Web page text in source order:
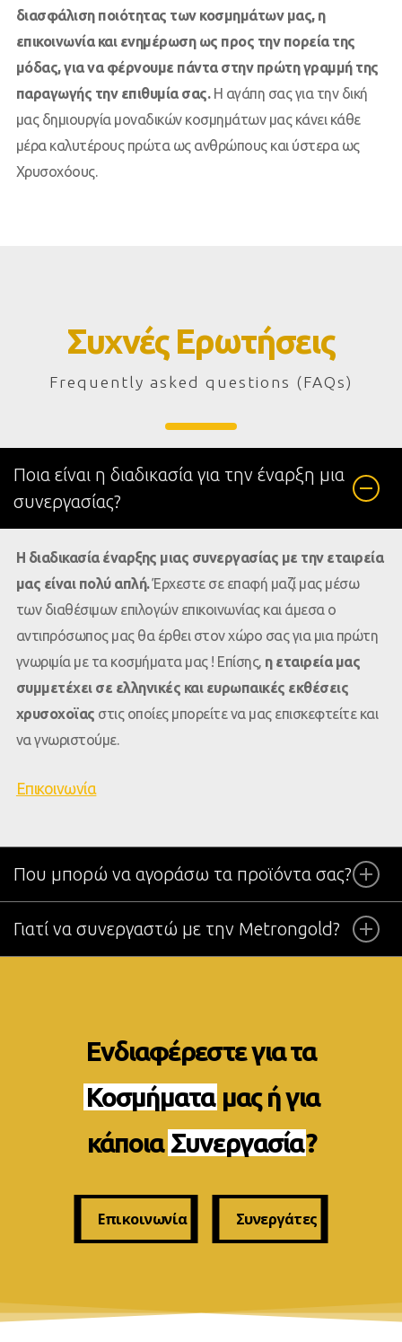
διασφάλιση ποιότητας των κοσμημάτων μας, η
επικοινωνία και ενημέρωση ως προς την πορεία της
μόδας, για να φέρνουμε πάντα στην πρώτη γραμμή της
παραγωγής την επιθυμία σας.Η αγάπη σας για την δική
μας δημιουργία μοναδικών κοσμημάτων μας κάνει κάθε
μέρα καλυτέρους πρώτα ως ανθρώπους και ύστερα ως
Χρυσοχόους.
Συχνές Ερωτήσεις
Frequently asked questions (FAQs)
Ποια είναι η διαδικασία για την έναρξη μια
συνεργασίας?
Η διαδικασία έναρξης μιας συνεργασίας με την εταιρεία
μας είναι πολύ απλή.Έρχεστε σε επαφή μαζί μας μέσω
των διαθέσιμων επιλογών επικοινωνίας και άμεσα ο
αντιπρόσωπος μας θα έρθει στον χώρο σας για μια πρώτη
γνωριμία με τα κοσμήματα μας ! Επίσης, η εταιρεία μας
συμμετέχει σε ελληνικές και ευρωπαικές εκθέσεις
χρυσοχοϊας στις οποίες μπορείτε να μας επισκεφτείτε και
να γνωριστούμε.
Επικοινωνία
Που μπορώ να αγοράσω τα προϊόντα σας?
Γιατί να συνεργαστώ με την Metrongold?
Ενδιαφέρεστε για τα
Κοσμήματα μας ή για
κάποια Συνεργασία?
Επικοινωνία
Επικοινωνία
Συνεργάτες
Συνεργάτες